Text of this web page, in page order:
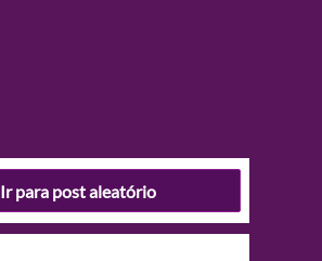
Ir para post aleatório